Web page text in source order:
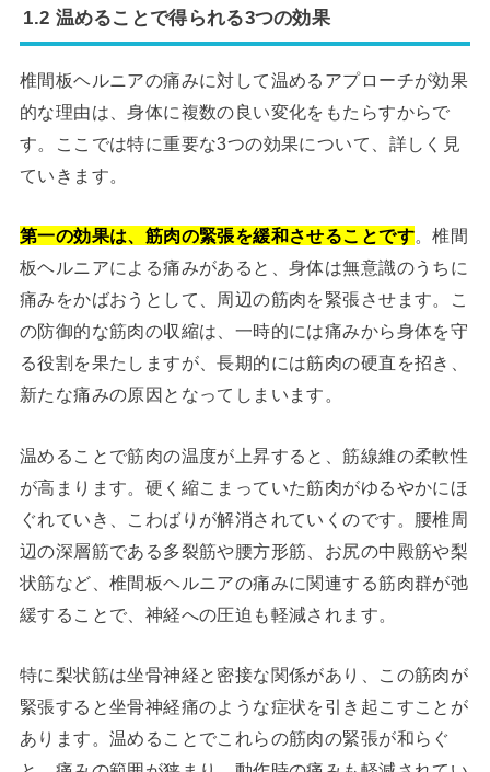
1.2 温めることで得られる3つの効果
椎間板ヘルニアの痛みに対して温めるアプローチが効果
的な理由は、身体に複数の良い変化をもたらすからで
す。ここでは特に重要な3つの効果について、詳しく見
ていきます。
第一の効果は、筋肉の緊張を緩和させることです。椎間
板ヘルニアによる痛みがあると、身体は無意識のうちに
痛みをかばおうとして、周辺の筋肉を緊張させます。こ
の防御的な筋肉の収縮は、一時的には痛みから身体を守
る役割を果たしますが、長期的には筋肉の硬直を招き、
新たな痛みの原因となってしまいます。
温めることで筋肉の温度が上昇すると、筋線維の柔軟性
が高まります。硬く縮こまっていた筋肉がゆるやかにほ
ぐれていき、こわばりが解消されていくのです。腰椎周
辺の深層筋である多裂筋や腰方形筋、お尻の中殿筋や梨
状筋など、椎間板ヘルニアの痛みに関連する筋肉群が弛
緩することで、神経への圧迫も軽減されます。
特に梨状筋は坐骨神経と密接な関係があり、この筋肉が
緊張すると坐骨神経痛のような症状を引き起こすことが
あります。温めることでこれらの筋肉の緊張が和らぐ